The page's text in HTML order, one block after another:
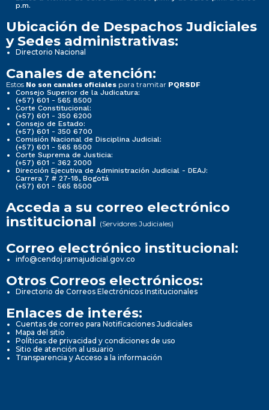
p.m.
Ubicación de Despachos Judiciales
y Sedes administrativas:
Directorio Nacional
Canales de atención:
Estos No son canales oficiales para tramitar PQRSDF
Consejo Superior de la Judicatura:
(+57) 601 - 565 8500
Corte Constitucional:
(+57) 601 - 350 6200
Consejo de Estado:
(+57) 601 - 350 6700
Comisión Nacional de Disciplina Judicial:
(+57) 601 - 565 8500
Corte Suprema de Justicia:
(+57) 601 - 362 2000
Dirección Ejecutiva de Administración Judicial - DEAJ:
Carrera 7 # 27-18, Bogotá
(+57) 601 - 565 8500
Acceda a su correo electrónico
institucional (Servidores Judiciales)
Correo electrónico institucional:
info@cendoj.ramajudicial.gov.co
Otros Correos electrónicos:
Directorio de Correos Electrónicos Institucionales
Enlaces de interés:
Cuentas de correo para Notificaciones Judiciales
Mapa del sitio
Políticas de privacidad y condiciones de uso
Sitio de atención al usuario
Transparencia y Acceso a la información